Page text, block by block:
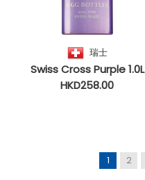
瑞士
Swiss Cross Purple 1.0L
HKD258.00
1 2